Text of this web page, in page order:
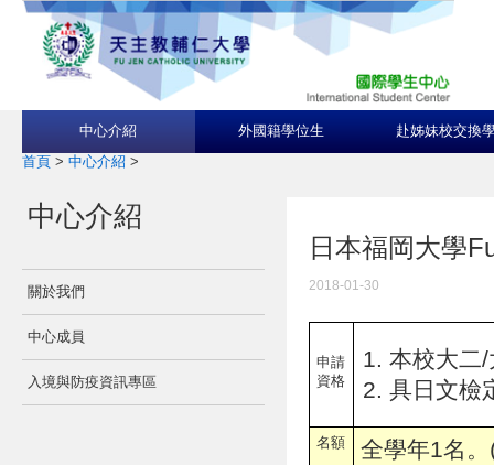
中心介紹 外國籍學位生 赴姊妹校交換
首頁 > 中心介紹 >
中心介紹
關於我們
中心成員
入境與防疫資訊專區
日本福岡大學
2018-01-30
申請
資格
本校大二
具日文檢
名額 全學年1名